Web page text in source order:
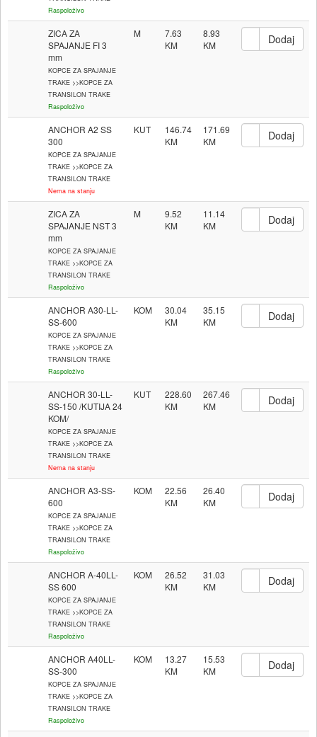
Raspoloživo
ZICA ZA
SPAJANJE FI 3
mm
KOPCE ZA SPAJANJE
TRAKE >>KOPCE ZA
TRANSILON TRAKE
Raspoloživo
M 7.63 8.93
ANCHOR A2 SS
300
KOPCE ZA SPAJANJE
TRAKE >>KOPCE ZA
TRANSILON TRAKE
Nema na stanju
KUT 146.74 171.69
ZICA ZA
SPAJANJE NST 3
mm
KOPCE ZA SPAJANJE
TRAKE >>KOPCE ZA
TRANSILON TRAKE
Raspoloživo
M 9.52 11.14
ANCHOR A30-LL-
SS-600
KOPCE ZA SPAJANJE
TRAKE >>KOPCE ZA
TRANSILON TRAKE
Raspoloživo
KOM 30.04 35.15
ANCHOR 30-LL-
SS-150 /KUTIJA 24
KOM/
KOPCE ZA SPAJANJE
TRAKE >>KOPCE ZA
TRANSILON TRAKE
Nema na stanju
KUT 228.60 267.46
ANCHOR A3-SS-
600
KOPCE ZA SPAJANJE
TRAKE >>KOPCE ZA
TRANSILON TRAKE
Raspoloživo
KOM 22.56 26.40
ANCHOR A-40LL-
SS 600
KOPCE ZA SPAJANJE
TRAKE >>KOPCE ZA
TRANSILON TRAKE
Raspoloživo
KOM 26.52 31.03
ANCHOR A40LL-
SS-300
KOPCE ZA SPAJANJE
TRAKE >>KOPCE ZA
TRANSILON TRAKE
Raspoloživo
KOM 13.27 15.53